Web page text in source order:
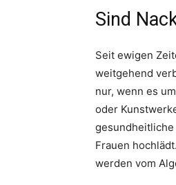
Sind
Seit ewigen
weitgehend
nur, wenn es
oder
Frauen
werden vom